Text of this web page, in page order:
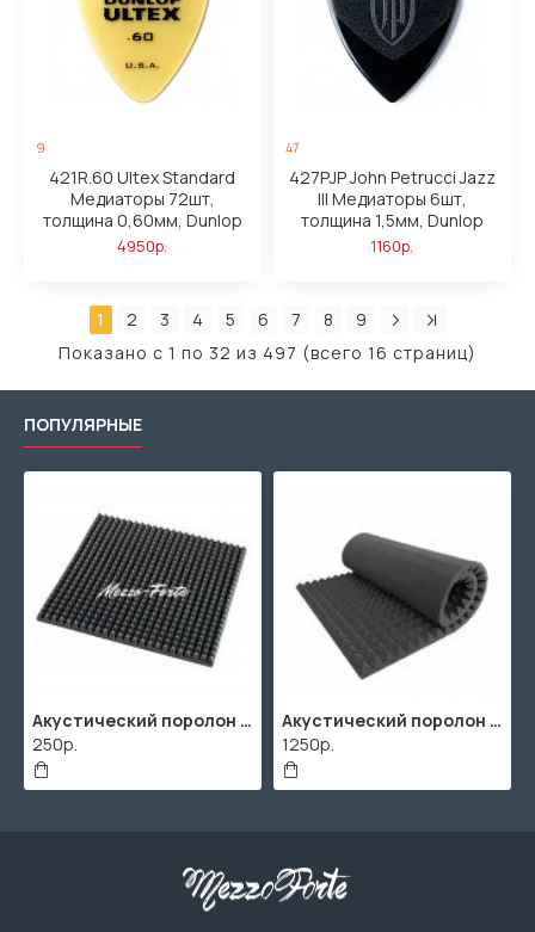
9
421R.60 Ultex Standard
Медиаторы 72шт,
толщина 0,60мм, Dunlop
4950р.
47
427PJP John Petrucci Jazz
III Медиаторы 6шт,
толщина 1,5мм, Dunlop
1160р.
1 2 3 4 5 6 7 8
9
Показано с 1 по 32 из 497 (всего 16 страниц)
ПОПУЛЯРНЫЕ
Акустический поролон "Пирамида" / 480x480х30мм / Темно-серый
250р.
Акустический поролон "Пирамида" / 2000х1000мм
1250р.